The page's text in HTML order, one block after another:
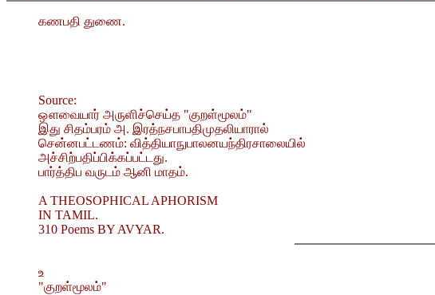
கணபதி துணை.
Source:
ஔவையார் அருளிச்செய்த "குறள்மூலம்"
இது சிதம்பரம் அ. இரத்நசபாபதிமுதலியாரால்
சென்னபட்டணம்: வித்தியாநுபாலனயந்திரசாலையில்
அச்சிற்பதிப்பிக்கப்பட்டது.
பார்த்திப வருடம் ஆனி மாதம்.
A THEOSOPHICAL APHORISM
IN TAMIL.
310 Poems BY AVYAR.
உ
"குறள்மூலம்"